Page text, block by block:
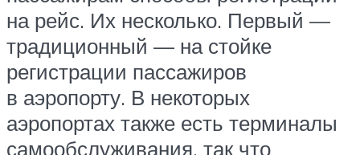
на рейс. Их несколько. Первый —
традиционный — на стойке
регистрации пассажиров
в аэропорту. В некоторых
аэропортах также есть терминалы
самообслуживания, так что